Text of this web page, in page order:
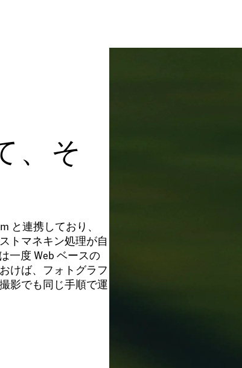
、そ
と連携しており、
トマネキン処理が自
一度 Web ベースの
けば、フォトグラフ
影でも同じ手順で運